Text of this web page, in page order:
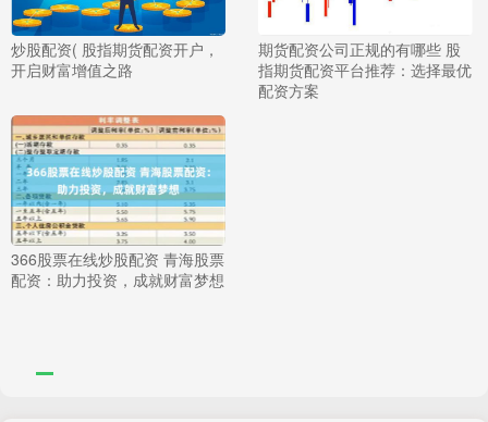
炒股配资( 股指期货配资开户，
开启财富增值之路
期货配资公司正规的有哪些 股
指期货配资平台推荐：选择最优
配资方案
366股票在线炒股配资 青海股票
配资：助力投资，成就财富梦想